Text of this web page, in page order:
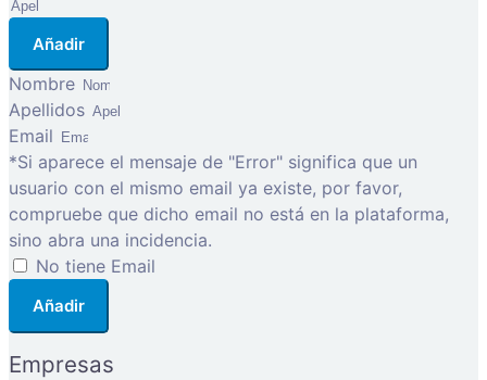
Añadir
Nombre
Apellidos
Email
*Si aparece el mensaje de "Error" significa que un
usuario con el mismo email ya existe, por favor,
compruebe que dicho email no está en la plataforma,
sino abra una incidencia.
No tiene Email
Añadir
Empresas